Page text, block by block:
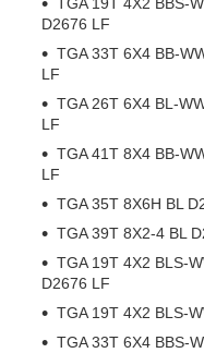
TGA 19T 4X2 BBS-
D2676 LF
TGA 33T 6X4 BB-
LF
TGA 26T 6X4 BL-
LF
TGA 41T 8X4 BB-
LF
TGA 35T 8X6H BL
TGA 39T 8X2-4 BL
TGA 19T 4X2 BLS-
D2676 LF
TGA 19T 4X2 BLS-
TGA 33T 6X4 BBS-